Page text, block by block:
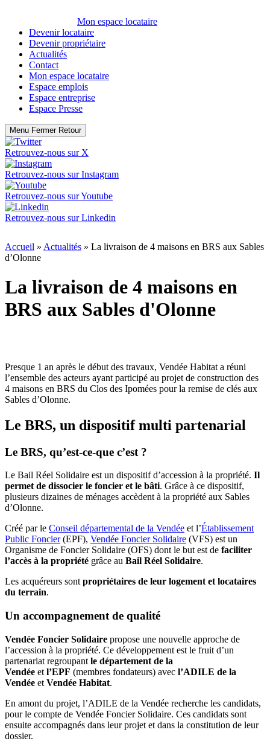
Mon espace locataire
Devenir locataire
Devenir propriétaire
Actualités
Contact
Mon espace locataire
Espace emplois
Espace entreprise
Espace Presse
Menu Fermer Retour
Retrouvez-nous sur X
Retrouvez-nous surInstagram
Retrouvez-nous surYoutube
Retrouvez-nous surLinkedin
Accueil » Actualités » La livraison de 4 maisons en BRS aux Sables
d’Olonne
La livraison de 4 maisons en
BRS aux Sables d'Olonne
Presque 1 an après le début des travaux, Vendée Habitat a réuni
l’ensemble des acteurs ayant participé au projet de construction des
4 maisons en BRS du Clos des Ipomées pour la remise de clés aux
Sables d’Olonne.
Le BRS, un dispositif multi partenarial
Le BRS, qu’est-ce-que c’est ?
Le Bail Réel Solidaire est un dispositif d’accession à la propriété. Il
permet de dissocier le foncier et le bâti. Grâce à ce dispositif,
plusieurs dizaines de ménages accèdent à la propriété aux Sables
d’Olonne.
Créé par le Conseil départemental de la Vendée et l’Établissement
Public Foncier(EPF), Vendée Foncier Solidaire (VFS) est un
Organisme de Foncier Solidaire (OFS) dont le but est de faciliter
l’accès à la propriété grâce au Bail Réel Solidaire.
Les acquéreurs sontpropriétaires de leur logement et locataires
du terrain.
Un accompagnement de qualité
Vendée Foncier Solidaire propose une nouvelle approche de
l’accession à la propriété. Ce développement est le fruit d’un
partenariat regroupant le département de la
Vendée et l’EPF (membres fondateurs) avec l’ADILE de la
Vendée et Vendée Habitat.
En amont du projet, l’ADILE de la Vendée recherche les candidats,
pour le compte de Vendée Foncier Solidaire. Ces candidats sont
ensuite accompagnés dans leur projet et dans la constitution de leur
dossier.